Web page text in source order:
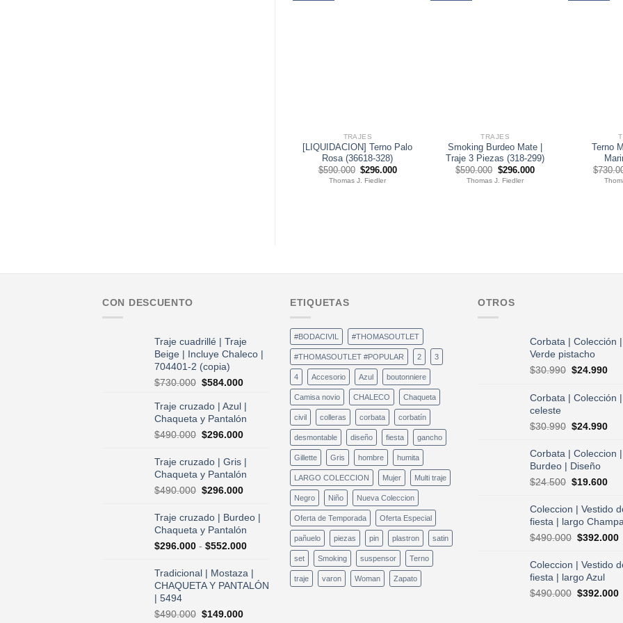
TRAJES
[LIQUIDACION] Terno Palo
Rosa (36618-328)
$590.000 El
precio
$296.000El
Thomas J. Fiedler
TRAJES
Smoking Burdeo Mate |
Traje 3 Piezas (318-299)
$590.000 El
precio
$296.000El
Thomas J. Fiedler
Terno
$
CON DESCUENTO
Traje cuadrillé | Traje
Beige | Incluye Chaleco |
704401-2 (copia)
$730.000 El
original
era:
$730.000.
$584.000El
es:
$584.000.
Traje cruzado | Azul |
Chaqueta y Pantalón
$490.000 El
original
era:
$490.000.
$296.000El
actual
es:
Traje cruzado | Gris |
Chaqueta y Pantalón
$490.000 El
original
era:
$490.000.
$296.000El
actual
es:
Traje cruzado | Burdeo |
Chaqueta y Pantalón
$296.000 - $552.000Rango
precios:
desde
Tradicional | Mostaza |
CHAQUETA Y PANTALÓN
| 5494
$490.000 El
$149.000El
ETIQUETAS
#BODACIVIL #THOMASOUTLET
#THOMASOUTLET #POPULAR 2 3
4 Accesorio Azul boutonniere
Camisa novio CHALECO Chaqueta
civil colleras corbata corbatín
desmontable diseño fiesta gancho
Gillette Gris hombre humita
LARGO COLECCION Mujer Multi traje
Negro Niño Nueva Coleccion
Oferta de Temporada Oferta Especial
pañuelo piezas pin plastron satin
set Smoking suspensor Terno
traje varon Woman Zapato
OTROS
Corbata | Colección |
Verde pistacho
$30.990 El
original
$24.990El
es:
Corbata | Colección
celeste
$30.990 El
original
era:
$30.990.
$24.990El
Corbata | Coleccion |
Burdeo | Diseño
$24.500 El
original
era:
$24.500.
$19.600El
es:
Coleccion | Vestido
fiesta | largo
$490.000 El
original
era:
$490.000.
$392.000El
Coleccion | Vestido
fiesta | largo Azul
$490.000 El
$392.000El